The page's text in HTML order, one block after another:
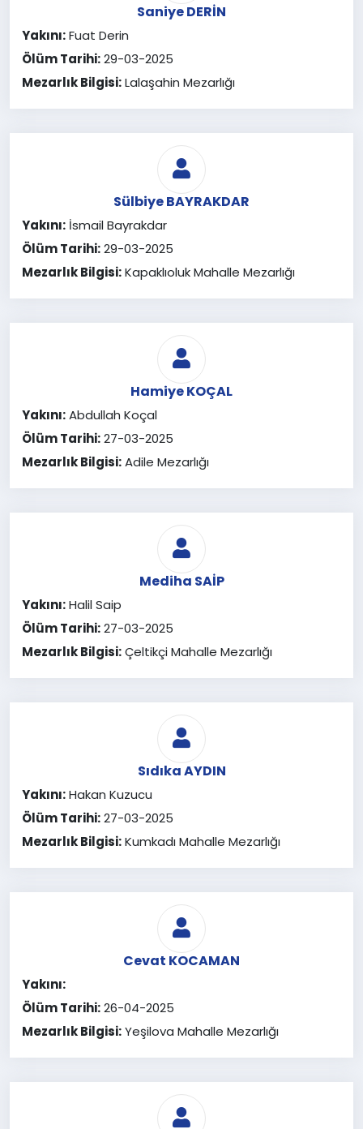
Saniye DERİN
Yakını:Fuat Derin
Ölüm Tarihi:29-03-2025
Mezarlık Bilgisi:Lalaşahin Mezarlığı
Sülbiye BAYRAKDAR
Yakını: İsmail Bayrakdar
Ölüm Tarihi:29-03-2025
Mezarlık Bilgisi:Kapaklıoluk Mahalle Mezarlığı
Hamiye KOÇAL
Yakını:Abdullah Koçal
Ölüm Tarihi:27-03-2025
Mezarlık Bilgisi:Adile Mezarlığı
Mediha SAİP
Yakını:Halil Saip
Ölüm Tarihi:27-03-2025
Mezarlık Bilgisi:Çeltikçi Mahalle Mezarlığı
Sıdıka AYDIN
Yakını:Hakan Kuzucu
Ölüm Tarihi:27-03-2025
Mezarlık Bilgisi:Kumkadı Mahalle Mezarlığı
Cevat KOCAMAN
Yakını:
Ölüm Tarihi:26-04-2025
Mezarlık Bilgisi:Yeşilova Mahalle Mezarlığı